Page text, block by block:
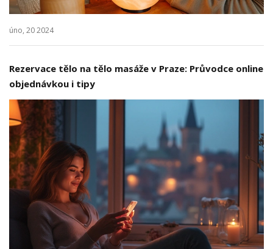
úno, 20 2024
Rezervace tělo na tělo masáže v Praze: Průvodce online
objednávkou i tipy